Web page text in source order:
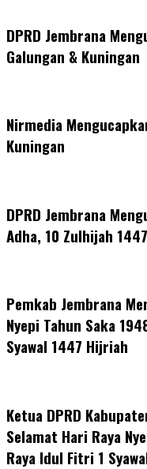
DPRD Jembrana
Galungan & Kuningan
Nirmedia
Kuningan
DPRD Jembrana
Adha, 10 Zulhijah
Pemkab Jembrana
Nyepi Tahun Saka
Syawal 1447 Hijriah
Ketua DPRD
Selamat Hari Raya
Raya Idul Fitri 1